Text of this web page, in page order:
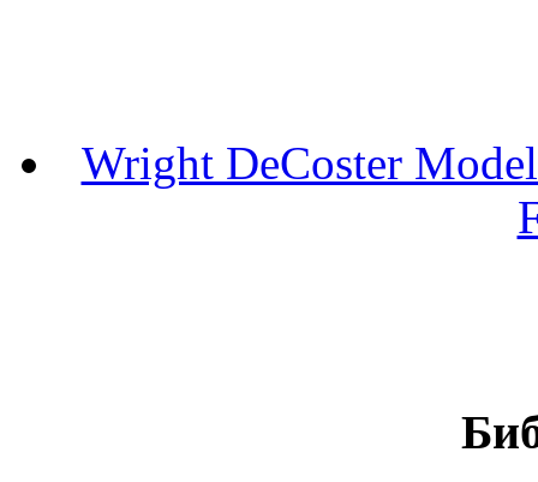
Wright DeCoster